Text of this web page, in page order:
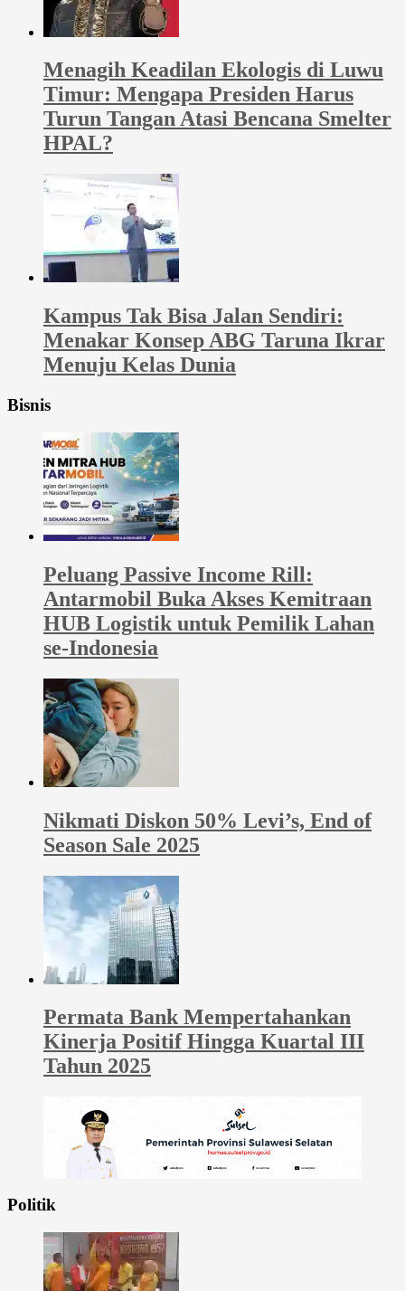
Menagih Keadilan Ekologis di Luwu
Timur: Mengapa Presiden Harus
Turun Tangan Atasi Bencana Smelter
HPAL?
Kampus Tak Bisa Jalan Sendiri:
Menakar Konsep ABG Taruna Ikrar
Menuju Kelas Dunia
Bisnis
Peluang Passive Income Rill:
Antarmobil Buka Akses Kemitraan
HUB Logistik untuk Pemilik Lahan
se-Indonesia
Nikmati Diskon 50% Levi’s, End of
Season Sale 2025
Permata Bank Mempertahankan
Kinerja Positif Hingga Kuartal III
Tahun 2025
Politik